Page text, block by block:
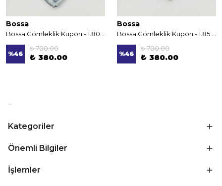
Bossa
%46
₺ 700.00
₺ 380.00
Bossa
%46
₺ 700.00
₺ 380.00
Kategoriler
Önemli Bilgiler
İşlemler